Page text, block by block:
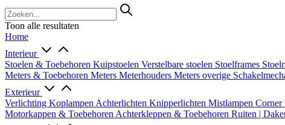
Toon alle resultaten
Home
Interieur
Stoelen & Toebehoren Kuipstoelen Verstelbare stoelen Stoelframes
Meters & Toebehoren Meters Meterhouders Meters overige
Exterieur
Verlichting Koplampen Achterlichten Knipperlichten Mistlampen Corner
Motorkappen & Toebehoren Achterkleppen & Toebehoren Ruiten |